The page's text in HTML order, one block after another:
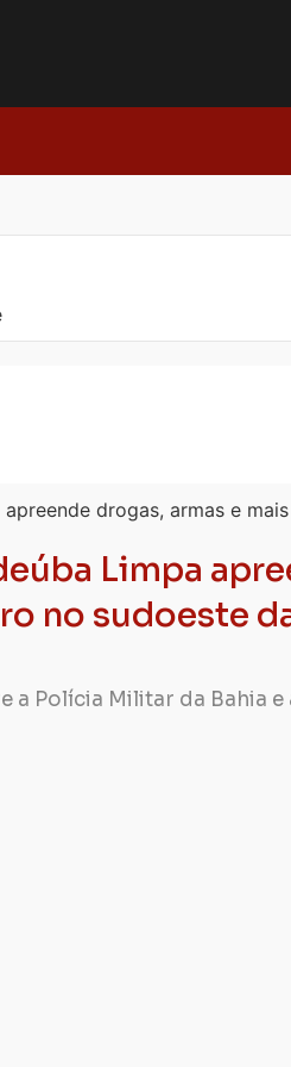
Limpa
no sudoeste
a Polícia Militar da Bahia